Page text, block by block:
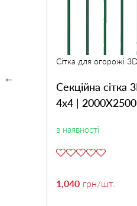
Сітка для огорожі 3D
Секційна сітка
4х4 | 2000Х2500
в наявності
1,040 грн/шт.